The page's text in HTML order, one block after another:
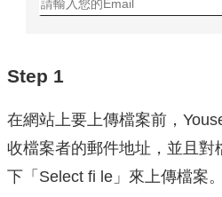
Step 1
在網站上要上傳檔案前，
收檔案者的郵件地址，並且對
下「Select fi le」來上傳檔案。